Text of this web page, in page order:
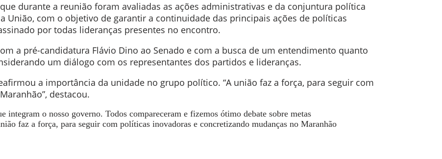
durante a reunião foram avaliadas as ações administrativas e da conjuntura política
União, com o objetivo de garantir a continuidade das principais ações de políticas
por todas lideranças presentes no encontro.
a pré-candidatura Flávio Dino ao Senado e com a busca de um entendimento quanto
um diálogo com os representantes dos partidos e lideranças.
a importância da unidade no grupo político. “A união faz a força, para seguir com
destacou.
integram o nosso governo. Todos compareceram e fizemos ótimo debate sobre metas
faz a força, para seguir com políticas inovadoras e concretizando mudanças no Maranhão